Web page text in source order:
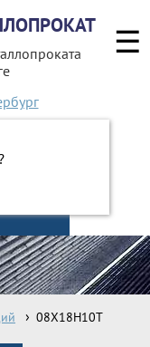
08Х18Н10Т
☰